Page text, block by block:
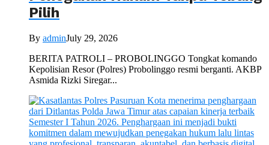
Pilih
By adminJuly 29, 2026
BERITA PATROLI – PROBOLINGGO Tongkat komando
Kepolisian Resor (Polres) Probolinggo resmi berganti. AKBP
Asmida Rizki Siregar...